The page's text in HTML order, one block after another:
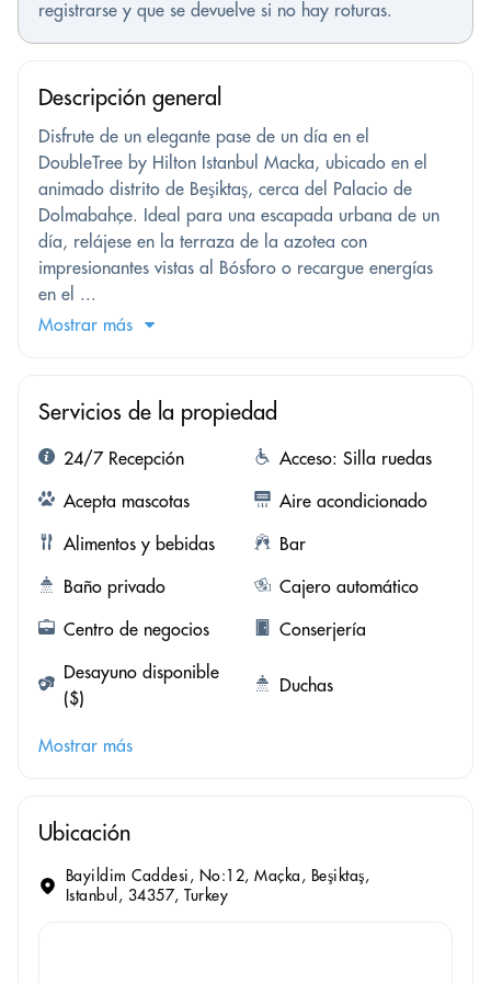
registrarse y que se devuelve si no hay roturas.
Descripción general
Disfrute de un elegante pase de un día en el
DoubleTree by Hilton Istanbul Macka, ubicado en el
animado distrito de Beşiktaş, cerca del Palacio de
Dolmabahçe. Ideal para una escapada urbana de un
día, relájese en la terraza de la azotea con
impresionantes vistas al Bósforo o recargue energías
en el ...
Mostrar más
Servicios de la propiedad
24/7 Recepción
Acceso: Silla ruedas
Acepta mascotas
Aire acondicionado
Alimentos y bebidas
Bar
Baño privado
Cajero automático
Centro de negocios
Conserjería
Desayuno disponible
($)
Duchas
Mostrar más
Ubicación
Bayildim Caddesi, No:12, Maçka, Beşiktaş,
Istanbul, 34357, Turkey